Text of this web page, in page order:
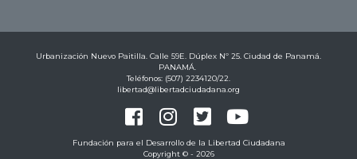
Urbanización Nuevo Paitilla. Calle 59E. Dúplex Nº 25. Ciudad de Panamá.
PANAMÁ.
Teléfonos: (507) 2234120/22.
libertad@libertadciudadana.org
Fundación para el Desarrollo de la Libertad Ciudadana
Copyright © - 2026